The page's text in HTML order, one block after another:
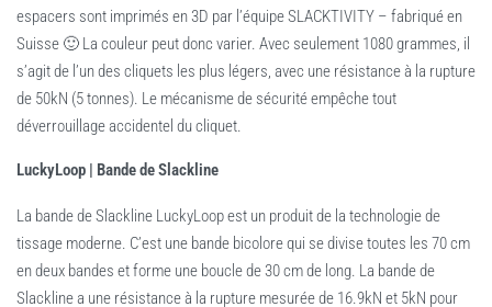
espacers sont imprimés en 3D par l’équipe SLACKTIVITY – fabriqué en
Suisse 🙂 La couleur peut donc varier. Avec seulement 1080 grammes, il
s’agit de l’un des cliquets les plus légers, avec une résistance à la rupture
de 50kN (5 tonnes). Le mécanisme de sécurité empêche tout
déverrouillage accidentel du cliquet.
LuckyLoop | Bande de Slackline
La bande de Slackline LuckyLoop est un produit de la technologie de
tissage moderne. C’est une bande bicolore qui se divise toutes les 70 cm
en deux bandes et forme une boucle de 30 cm de long. La bande de
Slackline a une résistance à la rupture mesurée de 16.9kN et 5kN pour